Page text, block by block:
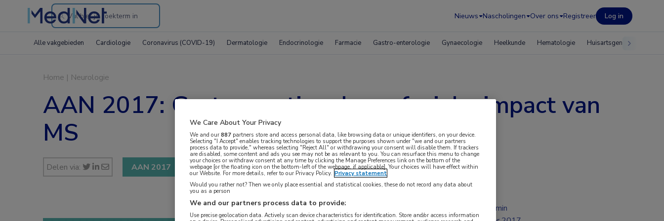
Search
the
Nieuws Nascholingen Over ons Registreer Log in
Alle vakgebieden Cardiologie Coronavirus (COVID-19) Dermatologie Endocrinologie Farmacie Gastro-enterologie Gynaecologie Heelkunde Hematologie Huisartsgeneeskunde
Home | Neurologie
AAN 2017: Grote emotionele en fysieke impact van
MS
Delen via: AAN 2017
1 min
We Care About Your Privacy
We and our887 partners store and access personal data, like browsing data or unique identifiers, on your device.
Selecting "I Accept" enables tracking technologies to support the purposes shown under "we and our partners
process data to provide," whereas selecting "Reject All" or withdrawing your consent will disable them. If trackers
are disabled, some content and ads you see may not be as relevant to you. You can resurface this menu to change
your choices or withdraw consent at any time by clicking the Manage Preferences link on the bottom of the
webpage [or the floating icon on the bottom-left of the webpage, if applicable]. Your choices will have effect within
our Website. For more details, refer to our Privacy Policy. Privacy statement
Would you rather not? Then we only place essential and statistical cookies, these do not record any data about
you as a person
We and our partners process data to provide:
Use precise geolocation data. Actively scan device characteristics for identification. Store and/or access information